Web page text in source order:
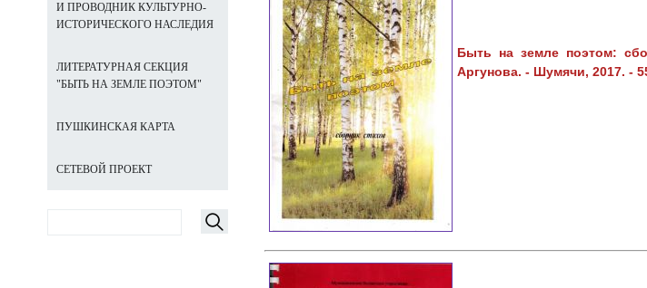
Быть на земле поэтом:
Аргунова. - Шумячи, 2017. -
И ПРОВОДНИК КУЛЬТУРНО-
ИСТОРИЧЕСКОГО НАСЛЕДИЯ
ЛИТЕРАТУРНАЯ СЕКЦИЯ
"БЫТЬ НА ЗЕМЛЕ ПОЭТОМ"
ПУШКИНСКАЯ КАРТА
СЕТЕВОЙ ПРОЕКТ